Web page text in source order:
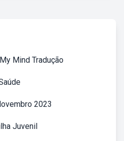
Mind Tradução
2023
Juvenil